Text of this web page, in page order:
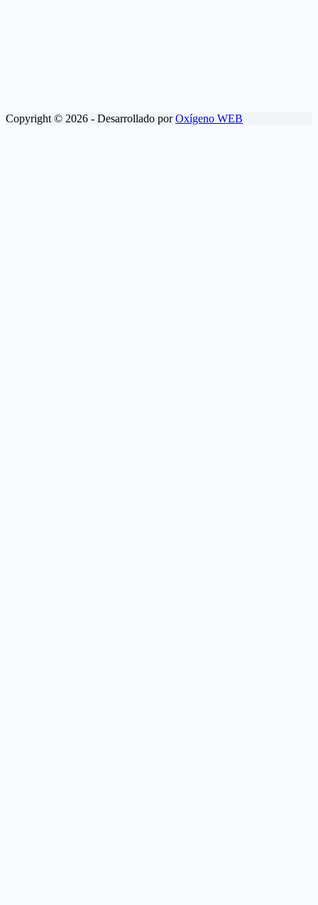
Copyright © 2026 - Desarrollado porOxígeno WEB